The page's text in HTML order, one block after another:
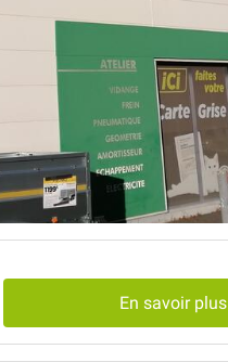
En savoir plus